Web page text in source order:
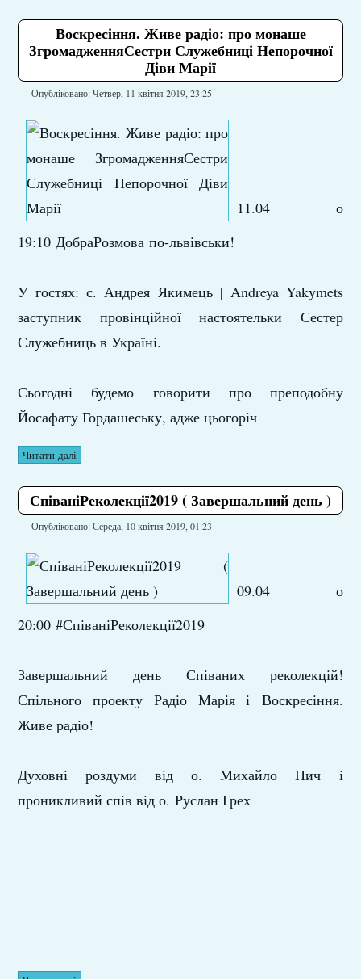
Воскресіння. Живе радіо: про монаше
ЗгромадженняСестри Служебниці Непорочної
Діви Марії
Опубліковано: Четвер, 11 квітня 2019, 23:25
11.04 о
19:10 ДобраРозмова по-львівськи!
У гостях: с. Андрея Якимець | Andreya Yakymets
заступник провінційної настоятельки Сестер
Служебниць в Україні.
Сьогодні будемо говорити про преподобну
Йосафату Гордашеську, адже цьогоріч
Читати далі
СпіваніРеколекції2019 ( Завершальний день )
Опубліковано: Середа, 10 квітня 2019, 01:23
09.04 о
20:00 #СпіваніРеколекції2019
Завершальний день Співаних реколекцій!
Спільного проекту Радіо Марія​ і Воскресіння.
Живе радіо!
Духовні роздуми від о. Михайло Нич і
проникливий спів від о. Руслан Грех